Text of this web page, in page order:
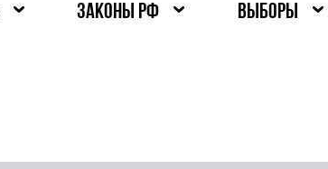
ЗАКОНЫ РФ ВЫБОРЫ